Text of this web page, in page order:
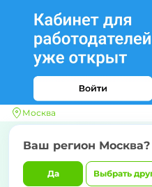
Москва
Ваш регион Москва?
Да Выбрать